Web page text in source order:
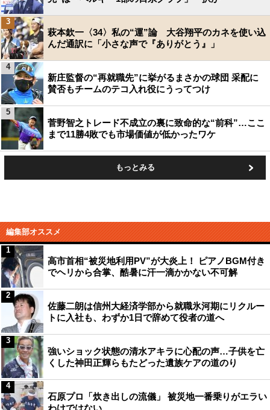
萩本欽一〈34〉私の“運”論 大谷翔平のカネを使い込
んだ通訳に「小さな声で『ありがとう』」
3
新庄監督の“再就職先”に挙がるまさかの球団 采配に
賛否もチームのテコ入れ役にうってつけ
4
菅野智之トレード不成立の裏に致命的な“前科”…ここ
まで11勝4敗でも市場価値が低かったワケ
5
もっとみる
編集部オススメ
高市首相“被災地利用PV”が大炎上！ ピアノBGM付き
でヘリから合掌、酷暑に汗一滴かかない不可解
1
佐藤二朗は信州大経済学部から就職氷河期にリクルー
トに入社も、わずか1日で辞めて役者の道へ
2
強いショック状態の清水アキラに心配の声…子供を亡
くした神田正輝らもたどった遺族ケアの道のり
3
石原プロ「炊き出しの流儀」 被災地一番乗りがエラい
わけではない
4